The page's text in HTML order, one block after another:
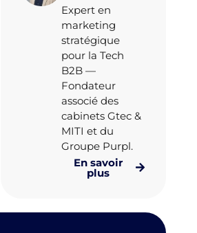
Expert en
marketing
stratégique
pour la Tech
B2B —
Fondateur
associé des
cabinets Gtec &
MITI et du
Groupe Purpl.
En savoir
plus